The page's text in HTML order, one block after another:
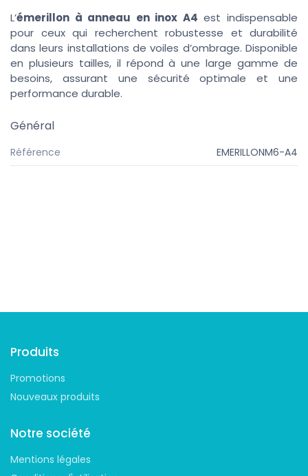
L’émerillon à anneau en inox A4 est indispensable
pour ceux qui recherchent robustesse et durabilité
dans leurs installations de voiles d’ombrage. Disponible
en plusieurs tailles, il répond à une large gamme de
besoins, assurant une sécurité optimale et une
performance durable.
Général
Référence EMERILLONM6-A4
Produits
Promotions
Nouveaux produits
Notre société
Mentions légales